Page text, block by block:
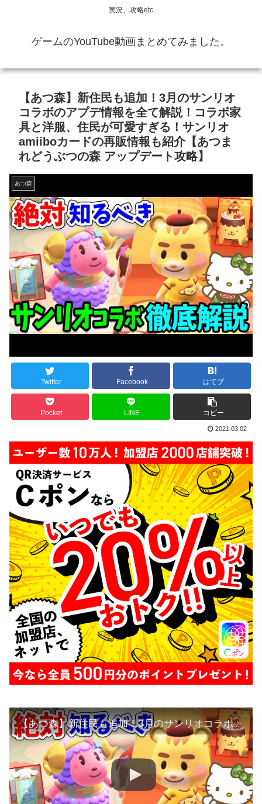
実況、攻略etc
ゲームのYouTube動画まとめてみました。
【あつ森】新住民も追加！3月のサンリオ
コラボのアプデ情報を全て解説！コラボ家
具と洋服、住民が可愛すぎる！サンリオ
amiiboカードの再販情報も紹介【あつま
れどうぶつの森 アップデート攻略】
あつ森
Twitter Facebook はてブ
Pocket LINE コピー
2021.03.02
【あつ森】新住民も追加！3月のサンリオコラボのアプデ情報を全て解説！コラボ家具と洋服、住民が可愛すぎる！サンリオamiiboカードの再販情報も紹介【あつまれどうぶつの森 アップデート攻略】